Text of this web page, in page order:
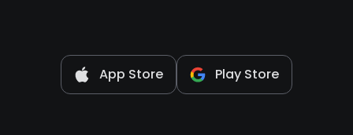
App Store Play Store